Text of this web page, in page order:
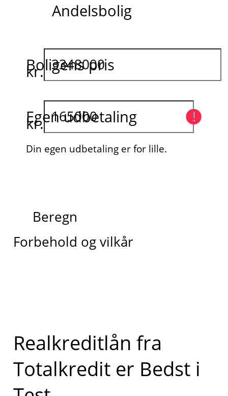
Andelsbolig
Boligens pris
kr.
Egen udbetaling
kr.
Din egen udbetaling er for lille.
Beregn
Forbehold og vilkår
Realkreditlån fra
Totalkredit er Bedst i